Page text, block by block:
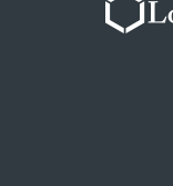
お申し込み方法